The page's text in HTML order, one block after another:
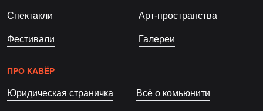
Спектакли
Фестивали
Арт-пространства
Галереи
ПРО КАВЁР
Юридическая страничка Всё о комьюнити